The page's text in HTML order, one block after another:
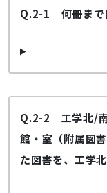
Q.2-1 何冊まで
Q.2-2 工学北/南
館・室（附属図
た図書を、工学